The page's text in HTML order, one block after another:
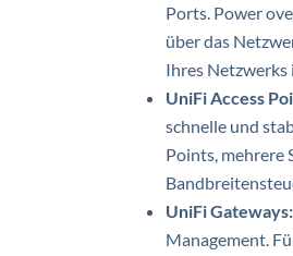
Ports. Power
über das
Ihres Netzwerks
UniFi Access
schnelle und
Points, mehrere
UniFi Gateways:
Management.